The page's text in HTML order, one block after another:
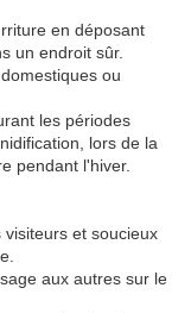
en déposant
un endroit sûr.
ou
les périodes
lors de la
pendant l'hiver.
et soucieux
aux autres sur le